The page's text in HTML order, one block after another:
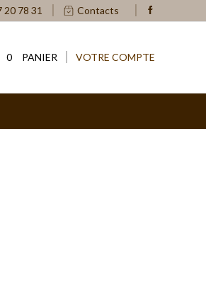
20 78 31 Contacts
0 PANIER VOTRE COMPTE